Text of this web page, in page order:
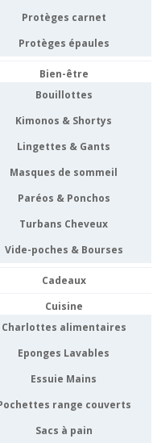
Protèges carnet
Protèges épaules
Bien-être
Bouillottes
Kimonos & Shortys
Lingettes & Gants
Masques de sommeil
Paréos & Ponchos
Turbans Cheveux
Vide-poches & Bourses
Cadeaux
Cuisine
Charlottes alimentaires
Eponges Lavables
Essuie Mains
range couverts
Sacs à pain